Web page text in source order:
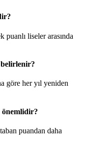
liseler arasında
göre her yıl yeniden
önemlidir?
puandan daha